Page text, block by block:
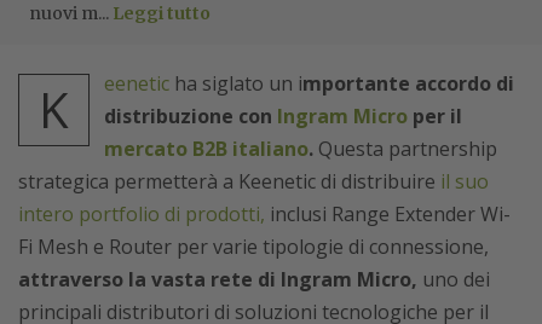
nuovi m... Leggi tutto
K eenetic ha siglato un importante accordo di
distribuzione con Ingram Micro per il
mercato B2B italiano. Questa partnership
strategica permetterà a Keenetic di distribuire il suo
intero portfolio di prodotti, inclusi Range Extender Wi-
Fi Mesh e Router per varie tipologie di connessione,
attraverso la vasta rete di Ingram Micro, uno dei
principali distributori di soluzioni tecnologiche per il